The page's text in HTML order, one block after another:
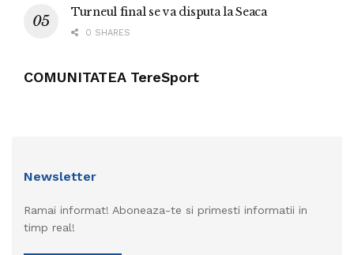
Turneul final se va disputa la Seaca
0 SHARES
COMUNITATEA TereSport
Newsletter
Ramai informat! Aboneaza-te si primesti informatii in
timp real!